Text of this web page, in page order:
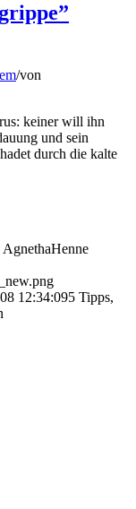
/von
keiner will ihn
und sein
durch die kalte
AgnethaHenne
12:34:095 Tipps,